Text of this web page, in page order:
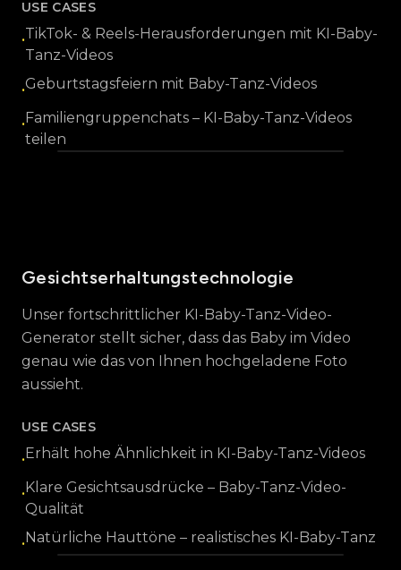
USE CASES
•TikTok- & Reels-Herausforderungen mit KI-Baby-
Tanz-Videos
•Geburtstagsfeiern mit Baby-Tanz-Videos
•Familiengruppenchats – KI-Baby-Tanz-Videos
teilen
Video-Vorlagen einschließlich Hip-
Tanzstilen
Gesichtserhaltungstechnologie
Unser fortschrittlicher KI-Baby-Tanz-Video-
Generator stellt sicher, dass das Baby im Video
genau wie das von Ihnen hochgeladene Foto
aussieht.
USE CASES
•Erhält hohe Ähnlichkeit in KI-Baby-Tanz-Videos
•Klare Gesichtsausdrücke – Baby-Tanz-Video-
Qualität
•Natürliche Hauttöne – realistisches KI-Baby-Tanz